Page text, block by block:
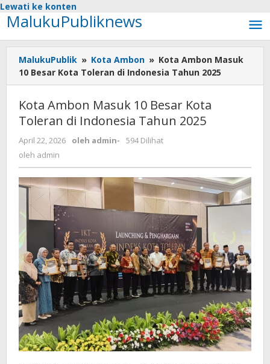
Lewati ke konten
MalukuPubliknews
MalukuPublik » Kota Ambon » Kota Ambon Masuk
10 Besar Kota Toleran di Indonesia Tahun 2025
Kota Ambon Masuk 10 Besar Kota
Toleran di Indonesia Tahun 2025
April 22, 2026 oleh admin-
594 Dilihat
oleh admin